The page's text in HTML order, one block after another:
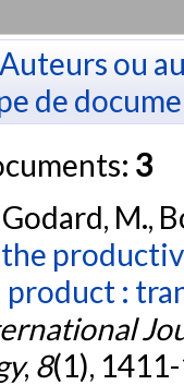
Auteurs ou
de
3
M.,
:
, 8(1),